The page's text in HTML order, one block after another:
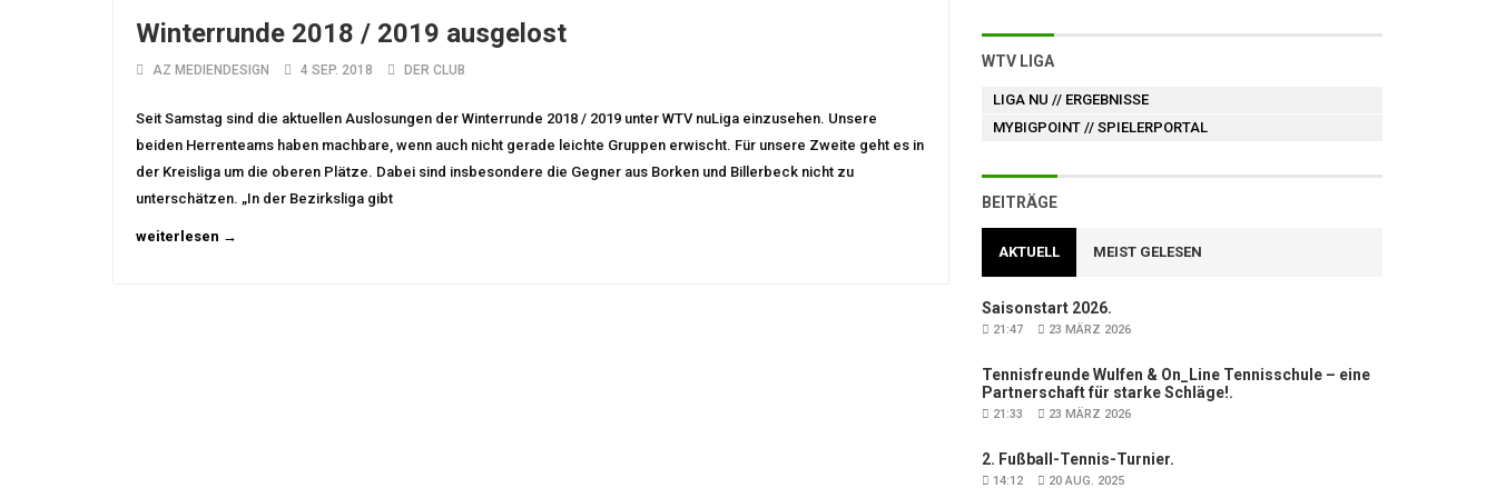
Winterrunde 2018 / 2019 ausgelost
AZ MEDIENDESIGN 4 SEP. 2018 DER CLUB
Seit Samstag sind die aktuellen Auslosungen der Winterrunde 2018 / 2019 unter WTV nuLiga einzusehen. Unsere
beiden Herrenteams haben machbare, wenn auch nicht gerade leichte Gruppen erwischt. Für unsere Zweite geht es in
der Kreisliga um die oberen Plätze. Dabei sind insbesondere die Gegner aus Borken und Billerbeck nicht zu
unterschätzen. „In der Bezirksliga gibt
weiterlesen →
WTV LIGA
LIGA NU // ERGEBNISSE
MYBIGPOINT // SPIELERPORTAL
BEITRÄGE
AKTUELL MEIST GELESEN
Saisonstart 2026.
21:47 23 MÄRZ 2026
Tennisfreunde Wulfen & On_Line Tennisschule – eine
Partnerschaft für starke Schläge!.
21:33 23 MÄRZ 2026
2. Fußball-Tennis-Turnier.
14:12 20 AUG. 2025